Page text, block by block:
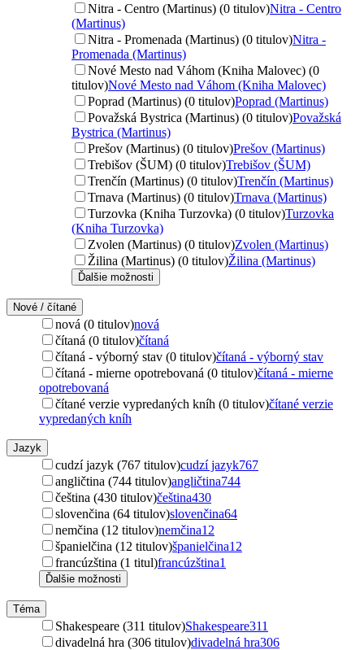
Nitra - Centro (Martinus) (0 titulov)Nitra - Centro
(Martinus)
Nitra - Promenada (Martinus) (0 titulov)Nitra -
Promenada (Martinus)
Nové Mesto nad Váhom (Kniha Malovec) (0
titulov)Nové Mesto nad Váhom (Kniha Malovec)
Poprad (Martinus) (0 titulov)Poprad (Martinus)
Považská Bystrica (Martinus) (0 titulov)Považská
Bystrica (Martinus)
Prešov (Martinus) (0 titulov)Prešov (Martinus)
Trebišov (ŠUM) (0 titulov)Trebišov (ŠUM)
Trenčín (Martinus) (0 titulov)Trenčín (Martinus)
Trnava (Martinus) (0 titulov)Trnava (Martinus)
Turzovka (Kniha Turzovka) (0 titulov)Turzovka
(Kniha Turzovka)
Zvolen (Martinus) (0 titulov)Zvolen (Martinus)
Žilina (Martinus) (0 titulov)Žilina (Martinus)
Ďalšie možnosti
Nové / čítané
nová (0 titulov)nová
čítaná (0 titulov)čítaná
čítaná - výborný stav (0 titulov)čítaná - výborný stav
čítaná - mierne opotrebovaná (0 titulov)čítaná - mierne
opotrebovaná
čítané verzie vypredaných kníh (0 titulov)čítané verzie
vypredaných kníh
Jazyk
cudzí jazyk (767 titulov)cudzí jazyk767
angličtina (744 titulov)angličtina744
čeština (430 titulov)čeština430
slovenčina (64 titulov)slovenčina64
nemčina (12 titulov)nemčina12
španielčina (12 titulov)španielčina12
francúzština (1 titul)francúzština1
Ďalšie možnosti
Téma
Shakespeare (311 titulov)Shakespeare311
divadelná hra (306 titulov)divadelná hra306